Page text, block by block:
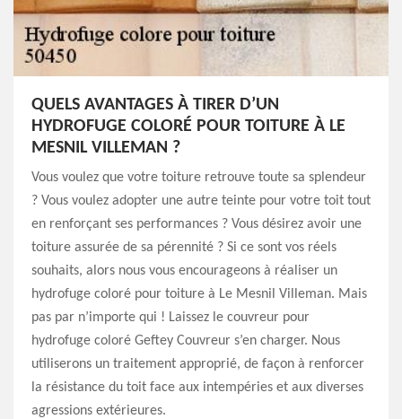
QUELS AVANTAGES À TIRER D’UN
HYDROFUGE COLORÉ POUR TOITURE À LE
MESNIL VILLEMAN ?
Vous voulez que votre toiture retrouve toute sa splendeur
? Vous voulez adopter une autre teinte pour votre toit tout
en renforçant ses performances ? Vous désirez avoir une
toiture assurée de sa pérennité ? Si ce sont vos réels
souhaits, alors nous vous encourageons à réaliser un
hydrofuge coloré pour toiture à Le Mesnil Villeman. Mais
pas par n’importe qui ! Laissez le couvreur pour
hydrofuge coloré Geftey Couvreur s’en charger. Nous
utiliserons un traitement approprié, de façon à renforcer
la résistance du toit face aux intempéries et aux diverses
agressions extérieures.